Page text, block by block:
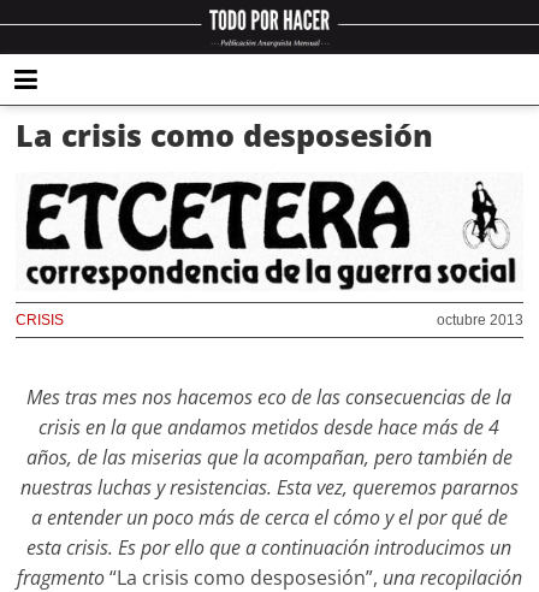
La crisis como desposesión
octubre 2013
CRISIS
Mes tras mes nos hacemos eco de las consecuencias de la
crisis en la que andamos metidos desde hace más de 4
años, de las miserias que la acompañan, pero también de
nuestras luchas y resistencias. Esta vez, queremos pararnos
a entender un poco más de cerca el cómo y el por qué de
esta crisis. Es por ello que a continuación introducimos un
fragmento“La crisis como desposesión”, una recopilación